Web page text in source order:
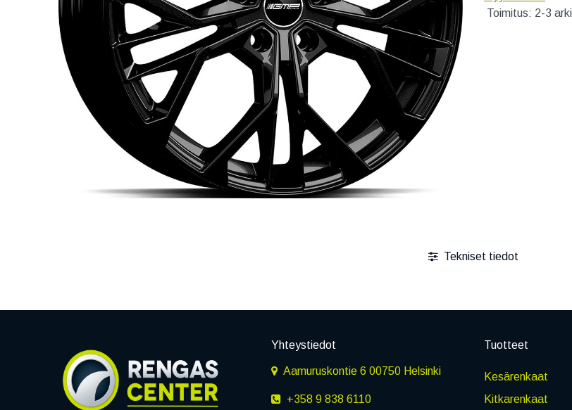
Toimitus: 2-3
Tekniset tiedot
Yhteystiedot
Aamuruskontie 6 00750 Helsinki
+358 9 838 6110
Tuotteet
Kesärenkaat
Kitkarenkaat